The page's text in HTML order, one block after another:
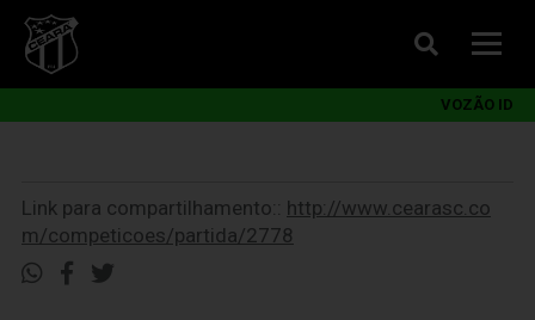
VOZÃO ID
Link para compartilhamento:: http://www.cearasc.co
m/competicoes/partida/2778